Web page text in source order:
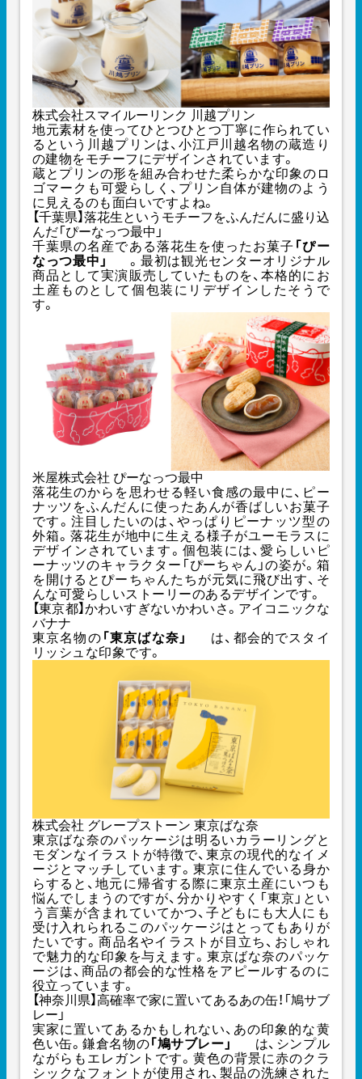
株式会社スマイルーリンク 川越プリン
地元素材を使ってひとつひとつ丁寧に作られてい
るという川越プリンは、小江戸川越名物の蔵造り
の建物をモチーフにデザインされています。
蔵とプリンの形を組み合わせた柔らかな印象のロ
ゴマークも可愛らしく、プリン自体が建物のよう
に見えるのも面白いですよね。
【千葉県】落花生というモチーフをふんだんに盛り込
んだ「ぴーなっつ最中」
千葉県の名産である落花生を使ったお菓子 「ぴー
なっつ最中」
。最初は観光センターオリジナル
商品として実演販売していたものを、本格的にお
土産ものとして個包装にリデザインしたそうで
す。
米屋株式会社 ぴーなっつ最中
落花生のからを思わせる軽い食感の最中に、ピー
ナッツをふんだんに使ったあんが香ばしいお菓子
です。注目したいのは、やっぱりピーナッツ型の
外箱。落花生が地中に生える様子がユーモラスに
デザインされています。個包装には、愛らしいピ
ーナッツのキャラクター「ぴーちゃん」の姿が。箱
を開けるとぴーちゃんたちが元気に飛び出す、そ
んな可愛らしいストーリーのあるデザインです。
【東京都】かわいすぎないかわいさ。アイコニックな
バナナ
東京名物の 「東京ばな奈」
は、都会的でスタイ
リッシュな印象です。
株式会社 グレープストーン 東京ばな奈
東京ばな奈のパッケージは明るいカラーリングと
モダンなイラストが特徴で、東京の現代的なイメ
ージとマッチしています。東京に住んでいる身か
らすると、地元に帰省する際に東京土産にいつも
悩んでしまうのですが、分かりやすく「東京」とい
う言葉が含まれていてかつ、子どもにも大人にも
受け入れられるこのパッケージはとってもありが
たいです。商品名やイラストが目立ち、おしゃれ
で魅力的な印象を与えます。東京ばな奈のパッケ
ージは、商品の都会的な性格をアピールするのに
役立っています。
【神奈川県】高確率で家に置いてあるあの缶！「鳩サブ
レー」
実家に置いてあるかもしれない、あの印象的な黄
色い缶。鎌倉名物の「鳩サブレー」
は、シンプル
ながらもエレガントです。黄色の背景に赤のクラ
シックなフォントが使用され、製品の洗練された